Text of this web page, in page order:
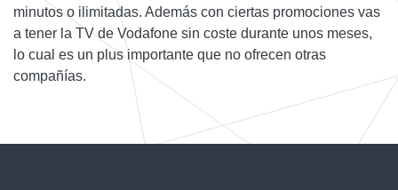
minutos o ilimitadas. Además con ciertas promociones vas
a tener la TV de Vodafone sin coste durante unos meses,
lo cual es un plus importante que no ofrecen otras
compañías.